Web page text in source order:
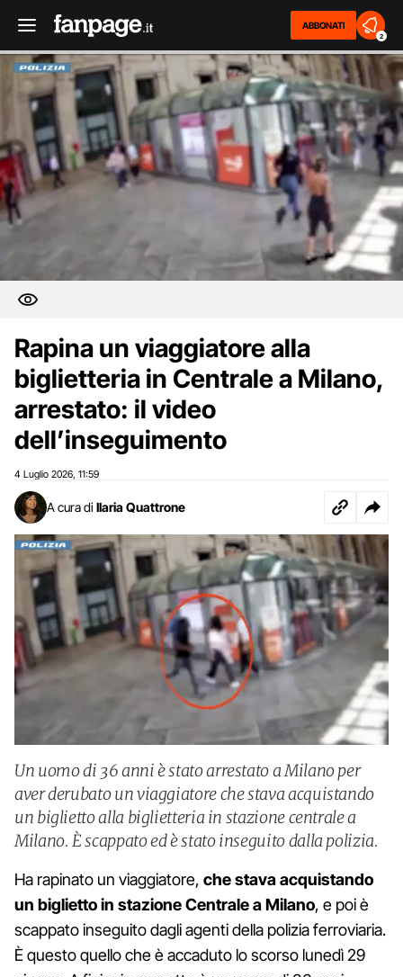
ABBONATI
2
Rapina un viaggiatore alla
biglietteria in Centrale a Milano,
arrestato: il video
dell’inseguimento
4 Luglio 2026 11:59
A cura di Ilaria Quattrone
Un uomo di 36 anni è stato arrestato a Milano per
aver derubato un viaggiatore che stava acquistando
un biglietto alla biglietteria in stazione centrale a
Milano. È scappato ed è stato inseguito dalla polizia.
Ha rapinato un viaggiatore, che stava acquistando
un biglietto in stazione Centrale a Milano, e poi è
scappato inseguito dagli agenti della polizia ferroviaria.
È questo quello che è accaduto lo scorso lunedì 29